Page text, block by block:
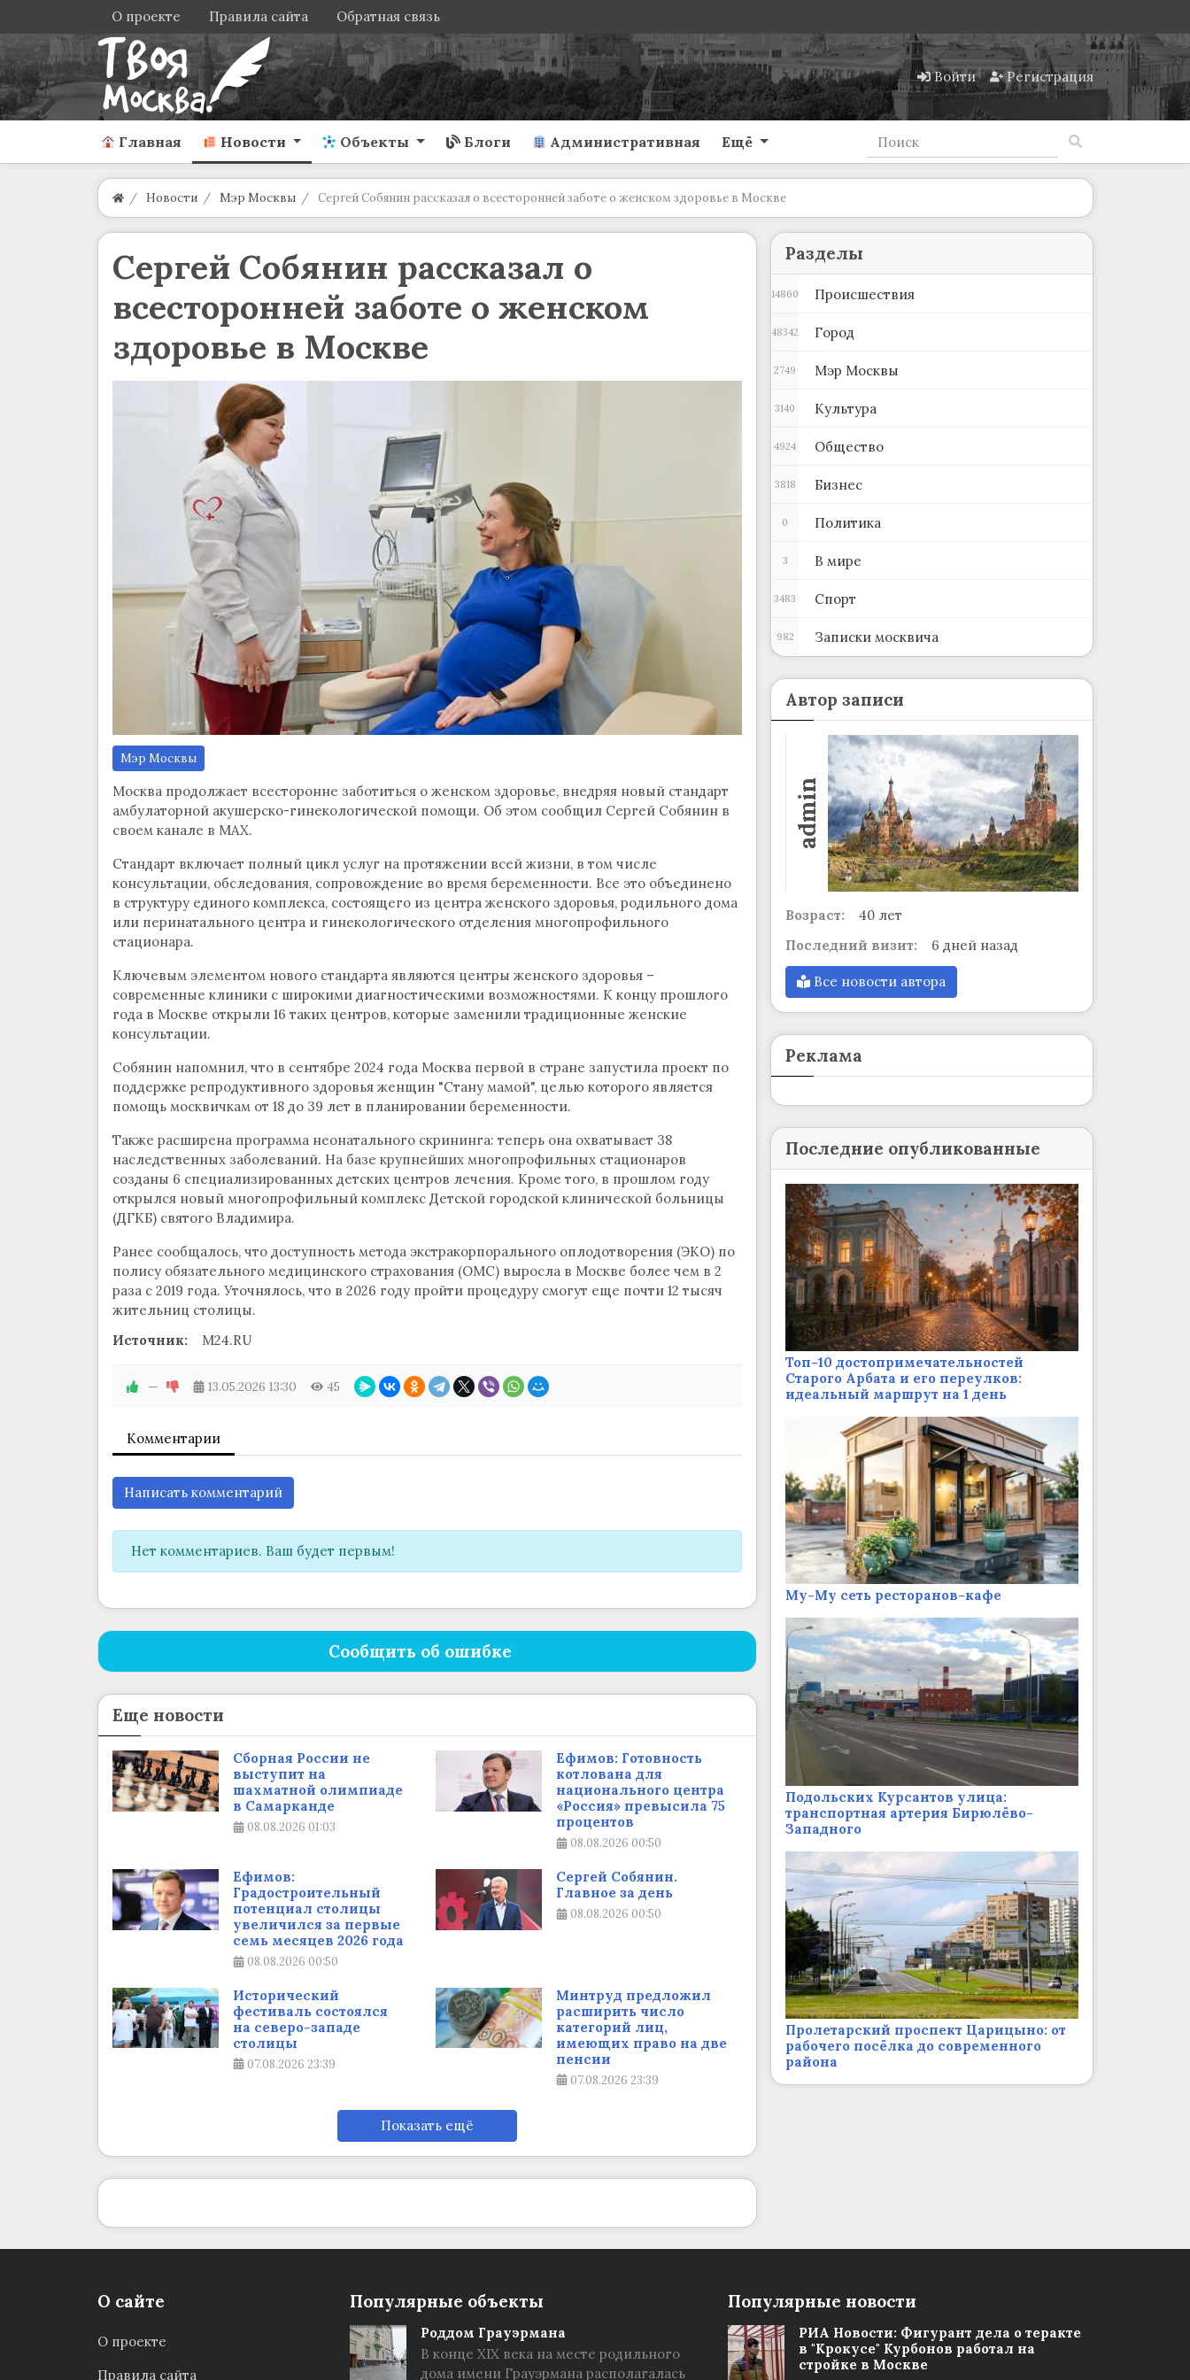
О проекте Правила сайта Обратная связь
Войти Регистрация
Главная Новости Объекты Блоги Административная Ещё
Новости Мэр Москвы Сергей Собянин рассказал о всесторонней заботе о женском здоровье в Москве
Сергей Собянин рассказал о
всесторонней заботе о женском
здоровье в Москве
Мэр Москвы
Москва продолжает всесторонне заботиться о женском здоровье, внедряя новый стандарт
амбулаторной акушерско-гинекологической помощи. Об этом сообщил Сергей Собянин в
своем канале в MAX.
Стандарт включает полный цикл услуг на протяжении всей жизни, в том числе
консультации, обследования, сопровождение во время беременности. Все это объединено
в структуру единого комплекса, состоящего из центра женского здоровья, родильного дома
или перинатального центра и гинекологического отделения многопрофильного
стационара.
Ключевым элементом нового стандарта являются центры женского здоровья –
современные клиники с широкими диагностическими возможностями. К концу прошлого
года в Москве открыли 16 таких центров, которые заменили традиционные женские
консультации.
Собянин напомнил, что в сентябре 2024 года Москва первой в стране запустила проект по
поддержке репродуктивного здоровья женщин "Стану мамой", целью которого является
помощь москвичкам от 18 до 39 лет в планировании беременности.
Также расширена программа неонатального скрининга: теперь она охватывает 38
наследственных заболеваний. На базе крупнейших многопрофильных стационаров
созданы 6 специализированных детских центров лечения. Кроме того, в прошлом году
открылся новый многопрофильный комплекс Детской городской клинической больницы
(ДГКБ) святого Владимира.
Ранее сообщалось, что доступность метода экстракорпорального оплодотворения (ЭКО) по
полису обязательного медицинского страхования (ОМС) выросла в Москве более чем в 2
раза с 2019 года. Уточнялось, что в 2026 году пройти процедуру смогут еще почти 12 тысяч
жительниц столицы.
Источник:
M24.RU
— 13.05.2026 13:30 45
Комментарии
Написать комментарий
Нет комментариев. Ваш будет первым!
Сообщить об ошибке
Еще новости
Сборная России не
выступит на
шахматной олимпиаде
в Самарканде
08.08.2026 01:03
Ефимов: Готовность
котлована для
национального центра
«Россия» превысила 75
процентов
08.08.2026 00:50
Ефимов:
Градостроительный
потенциал столицы
увеличился за первые
семь месяцев 2026 года
08.08.2026 00:50
Сергей Собянин.
Главное за день
08.08.2026 00:50
Исторический
фестиваль состоялся
на северо-западе
столицы
07.08.2026 23:39
Минтруд предложил
расширить число
категорий лиц,
имеющих право на две
пенсии
07.08.2026 23:39
Показать ещё
Разделы
Происшествия
14860
Город
48342
Мэр Москвы
2749
Культура
3140
Общество
4924
Бизнес
3818
Политика
0
В мире
3
Спорт
3483
Записки москвича
982
Автор записи
admin
Возраст:
40 лет
Последний визит:
6 дней назад
Все новости автора
Реклама
Последние опубликованные
Топ-10 достопримечательностей
Старого Арбата и его переулков:
идеальный маршрут на 1 день
Му-Му сеть ресторанов-кафе
Подольских Курсантов улица:
транспортная артерия Бирюлёво-
Западного
Пролетарский проспект Царицыно: от
рабочего посёлка до современного
района
О сайте
О проекте
Правила сайта
Популярные объекты
Роддом Грауэрмана
В конце XIX века на месте родильного
дома имени Грауэрмана располагалась
Популярные новости
РИА Новости: Фигурант дела о теракте
в "Крокусе" Курбонов работал на
стройке в Москве